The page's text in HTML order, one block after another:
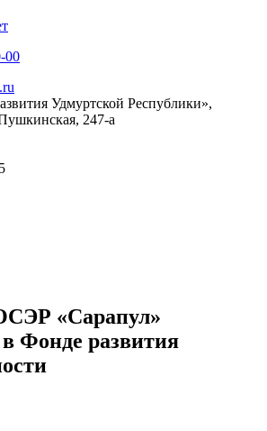
00
Удмуртской Республики»,
247-а
«Сарапул»
в Фонде развития